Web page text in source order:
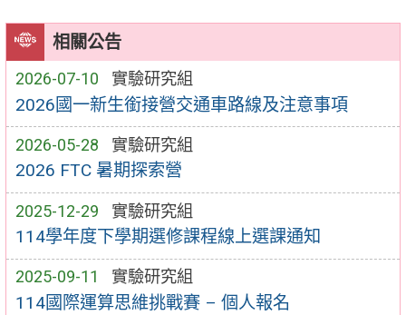
相關公告
2026-07-10 實驗研究組
2026國一新生銜接營交通車路線及注意事項
2026-05-28 實驗研究組
2026 FTC 暑期探索營
2025-12-29 實驗研究組
114學年度下學期選修課程線上選課通知
2025-09-11 實驗研究組
114國際運算思維挑戰賽 – 個人報名